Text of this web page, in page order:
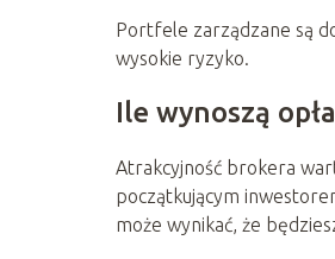
Portfele zarządzane są
wysokie ryzyko.
Ile wynoszą
Atrakcyjność brokera
początkującym
może wynikać, że